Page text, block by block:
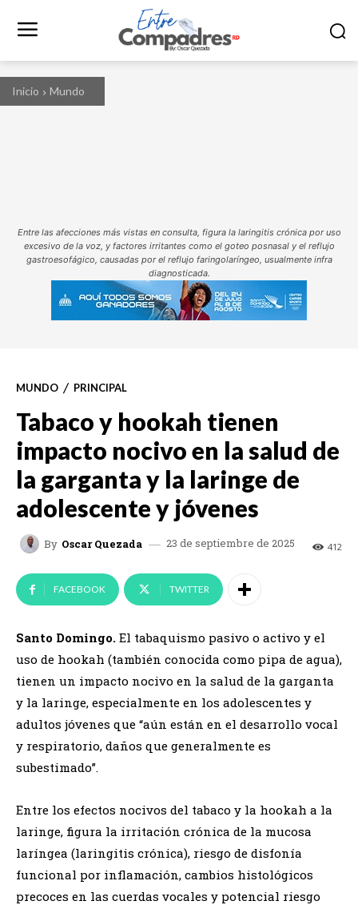
Inicio Mundo
Entre las afecciones más vistas en consulta, figura la laringitis crónica por uso
excesivo de la voz, y factores irritantes como el goteo posnasal y el reflujo
gastroesofágico, causadas por el reflujo faringolaríngeo, usualmente infra
diagnosticada.
MUNDO PRINCIPAL
Tabaco y hookah tienen
impacto nocivo en la salud de
la garganta y la laringe de
adolescente y jóvenes
By Oscar Quezada 23 de septiembre de 2025 412
FACEBOOK TWITTER
Santo Domingo. El tabaquismo pasivo o activo y el
uso de hookah (también conocida como pipa de agua),
tienen un impacto nocivo en la salud de la garganta
y la laringe, especialmente en los adolescentes y
adultos jóvenes que “aún están en el desarrollo vocal
y respiratorio, daños que generalmente es
subestimado”.
Entre los efectos nocivos del tabaco y la hookah a la
laringe, figura la irritación crónica de la mucosa
laríngea (laringitis crónica), riesgo de disfonía
funcional por inflamación, cambios histológicos
precoces en las cuerdas vocales y potencial riesgo